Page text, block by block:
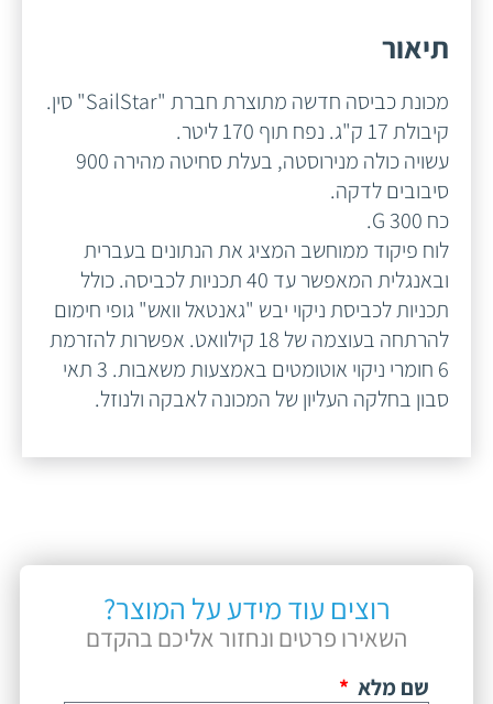
תיאור
מכונת כביסה חדשה מתוצרת חברת "SailStar" סין.
קיבולת 17 ק"ג. נפח תוף 170 ליטר.
עשויה כולה מנירוסטה, בעלת סחיטה מהירה 900
סיבובים לדקה.
כח 300 G.
לוח פיקוד ממוחשב המציג את הנתונים בעברית
ובאנגלית המאפשר עד 40 תכניות לכביסה. כולל
תכניות לכביסת ניקוי יבש "גאנטאל וואש" גופי חימום
להרתחה בעוצמה של 18 קילוואט. אפשרות להזרמת
6 חומרי ניקוי אוטומטים באמצעות משאבות. 3 תאי
סבון בחלקה העליון של המכונה לאבקה ולנוזל.
רוצים עוד מידע על המוצר?
השאירו פרטים ונחזור אליכם בהקדם
שם מלא